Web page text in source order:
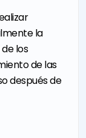
la
los
de las
después de